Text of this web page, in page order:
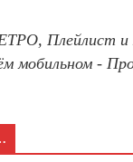
Плейлист и
мобильном -